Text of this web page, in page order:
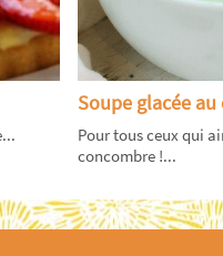
Soupe glacée
Pour tous ceux qui
concombre !...